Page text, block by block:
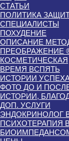
СТАТЬИ
ПОЛИТИКА
СПЕЦИАЛИСТЫ
ПОХУДЕНИЕ
ОПИСАНИЕ
ПРЕОБРАЖЕНИЕ
КОСМЕТИЧЕСКАЯ
ВРЕМЯ ВСПЯТЬ
ИСТОРИИ
ФОТО ДО И
ИСТОРИИ,
ДОП. УСЛУГИ
ЭНДОКРИНОЛОГ
ПСИХОТЕРАПИЯ